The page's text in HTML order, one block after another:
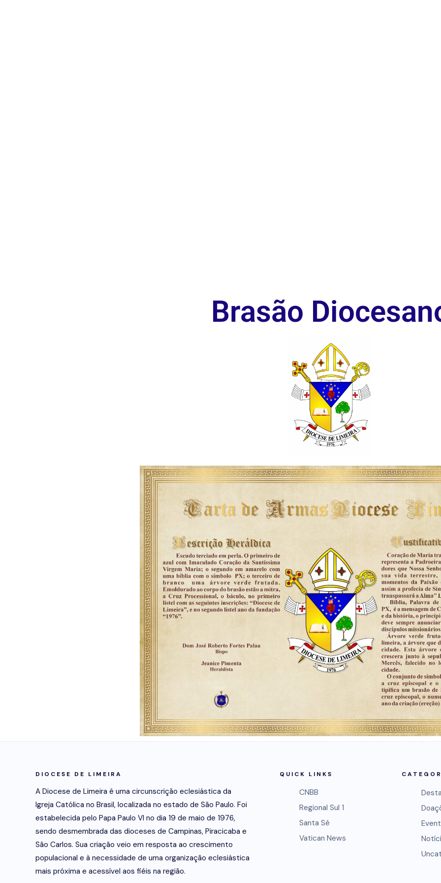
Brasão
DIOCESE DE LIMEIRA
A Diocese de Limeira é uma circunscrição eclesiástica da
Igreja Católica no Brasil, localizada no estado de São Paulo. Foi
estabelecida pelo Papa Paulo VI no dia 19 de maio de 1976,
sendo desmembrada das dioceses de Campinas, Piracicaba e
São Carlos. Sua criação veio em resposta ao crescimento
populacional e à necessidade de uma organização eclesiástica
mais próxima e acessível aos fiéis na região.
QUICK LINKS
CNBB
Regional Sul 1
Santa Sé
Vatican News